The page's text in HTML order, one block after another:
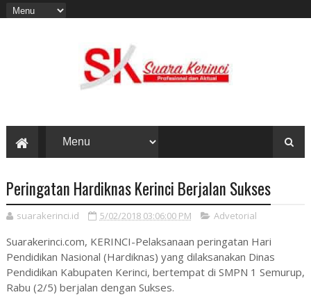
Peringatan Hardiknas Kerinci Berjalan Sukses
suarakerinci.id 5/02/2018 03:06:00 PM Advetorial
Suarakerinci.com, KERINCI-Pelaksanaan peringatan Hari
Pendidikan Nasional (Hardiknas) yang dilaksanakan Dinas
Pendidikan Kabupaten Kerinci, bertempat di SMPN 1 Semurup,
Rabu (2/5) berjalan dengan Sukses.